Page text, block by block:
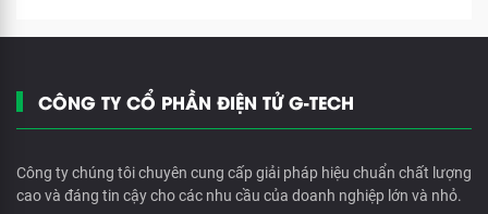
CÔNG TY CỔ PHẦN ĐIỆN TỬ G-TECH
Công ty chúng tôi chuyên cung cấp giải pháp hiệu chuẩn chất lượng
cao và đáng tin cậy cho các nhu cầu của doanh nghiệp lớn và nhỏ.